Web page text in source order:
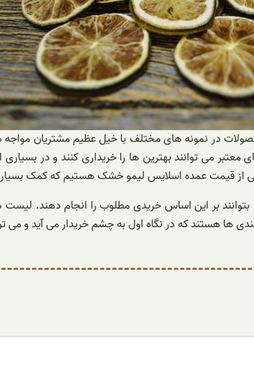
در نمونه های مختلف با خیل عظیم مشتریان مواجه
می توانند بهترین ها را خریداری کنند و در
از قیمت عمده اسلایس لیمو خشک هستیم که کمک
بر این اساس خریدی مطلوب را انجام دهند.
هستند که در نگاه اول به چشم خریدار می آید و می